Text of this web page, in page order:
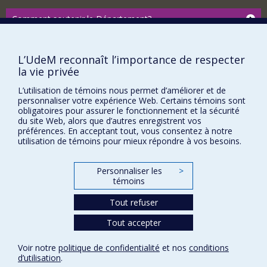
Comment soutenir le Département?
Plan du site
Signaler une erreur
Accessibilité
FACULTÉ DES ARTS ET DES SCIENCES
Nos départements et écoles
Nos programmes et cours
Paramètres des témoins
Université de
Montréal
L’UdeM reconnaît l’importance de respecter
la vie privée
L’utilisation de témoins nous permet d’améliorer et de
personnaliser votre expérience Web. Certains témoins sont
obligatoires pour assurer le fonctionnement et la sécurité
du site Web, alors que d’autres enregistrent vos
préférences. En acceptant tout, vous consentez à notre
utilisation de témoins pour mieux répondre à vos besoins.
Personnaliser les
témoins
>
Tout refuser
Tout accepter
Voir notre politique de confidentialité et nos conditions
d’utilisation.